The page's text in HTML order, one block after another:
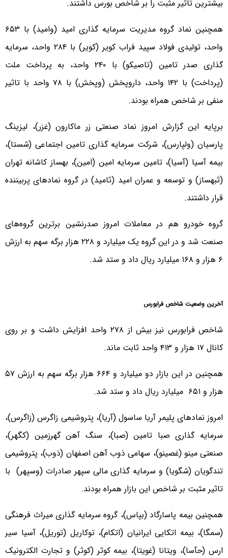
بیشترین تاثیر مثبت را بر شاخص بورس داشتند.
همچنین نماد گروه مدیریت سرمایه گذاری امید (وامید) با ۶۵۳
واحد، تولیدی فولاد سپید فراب کویر (کویر) با ۲۸۴ واحد، سرمایه
گذاری صدر تامین (تاصیکو) با ۲۴۰ واحد، به پرداخت ملت
(پرداخت) با ۱۴۲ واحد، داروپخش (وپخش) با ۷۸ واحد با تاثیر
منفی بر شاخص همراه بودند.
برپایه این گزارش امروز نماد صنعتی زر ماکارون (غزر)، لیزینگ
پارسیان (ولپارس)، شرکت سرمایه گذاری تامین اجتماعی (شستا)،
بیمه آسیا (آسیا)، تامین سرمایه امین (امین)، بهساز کاشانه تهران
(ثبهساز) و توسعه و عمران امید (ثامید) در گروه نمادهای پربیننده
قرار داشتند.
گروه خودرو هم در معاملات امروز صدرنشین برترین گروه‌های
صنعت شد و در این گروه یک میلیارد و ۲۲۸ هزار برگه سهم به ارزش
۶ هزار و ۱۶۸ میلیارد ریال داد و ستد شد.
آخرین وضعیت شاخص فرابورس
شاخص فرابورس نیز بیش از ۲۷۸ واحد افزایش داشت و بر روی
کانال ۱۷ هزار و ۴۱۳ واحد ثابت ماند.
همچنین در این بازار دو میلیارد و ۶۶۴ هزار برگه سهم به ارزش ۵۷
هزار و ۶۵۱ میلیارد ریال داد و ستد شد.
امروز نمادهای پلیمر آریا ساسول (آریا)، پتروشیمی زاگرس (زاگرس)،
سرمایه گذاری صبا تامین (صبا)، سنگ آهن گهرزمین (کگهر)،
صنعتی مینو (غصینو)، سهامی ذوب آهن اصفهان (ذوب)، پتروشیمی
تندگویان (شگویا) و سرمایه گذاری مالی سپهر صادرات (وسپهر) با
تاثیر مثبت بر شاخص این بازار همراه بودند.
همچنین بیمه پاسارگاد (بپاس)، گروه سرمایه گذاری میراث فرهنگی
(سمگا)، بیمه اتکایی ایرانیان (اتکام)، توکاریل (توریل)، آسیا سیر
ارس (حآسا)، ویتانا (غویتا)، بیمه کوثر (کوثر) و تجارت الکترونیک